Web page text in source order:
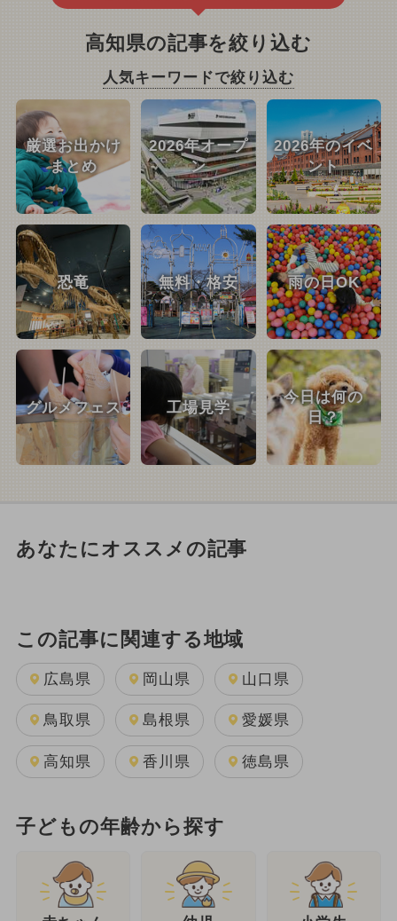
高知県の記事を絞り込む
人気キーワードで絞り込む
厳選お出かけ
まとめ
2026年オープ
ン
2026年のイベ
ント
恐竜 無料・格安 雨の日OK
グルメフェス 工場見学
今日は何の
日？
あなたにオススメの記事
この記事に関連する地域
広島県 岡山県 山口県
鳥取県 島根県 愛媛県
高知県 香川県 徳島県
子どもの年齢から探す